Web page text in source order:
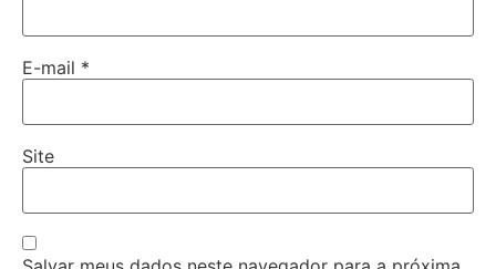
E-mail *
Site